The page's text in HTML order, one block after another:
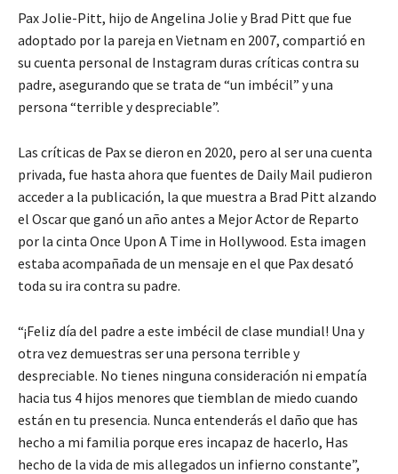
Pax Jolie-Pitt, hijo de Angelina Jolie y Brad Pitt que fue
adoptado por la pareja en Vietnam en 2007, compartió en
su cuenta personal de Instagram duras críticas contra su
padre, asegurando que se trata de “un imbécil” y una
persona “terrible y despreciable”.
Las críticas de Pax se dieron en 2020, pero al ser una cuenta
privada, fue hasta ahora que fuentes de Daily Mail pudieron
acceder a la publicación, la que muestra a Brad Pitt alzando
el Oscar que ganó un año antes a Mejor Actor de Reparto
por la cinta Once Upon A Time in Hollywood. Esta imagen
estaba acompañada de un mensaje en el que Pax desató
toda su ira contra su padre.
“¡Feliz día del padre a este imbécil de clase mundial! Una y
otra vez demuestras ser una persona terrible y
despreciable. No tienes ninguna consideración ni empatía
hacia tus 4 hijos menores que tiemblan de miedo cuando
están en tu presencia. Nunca entenderás el daño que has
hecho a mi familia porque eres incapaz de hacerlo, Has
hecho de la vida de mis allegados un infierno constante”,